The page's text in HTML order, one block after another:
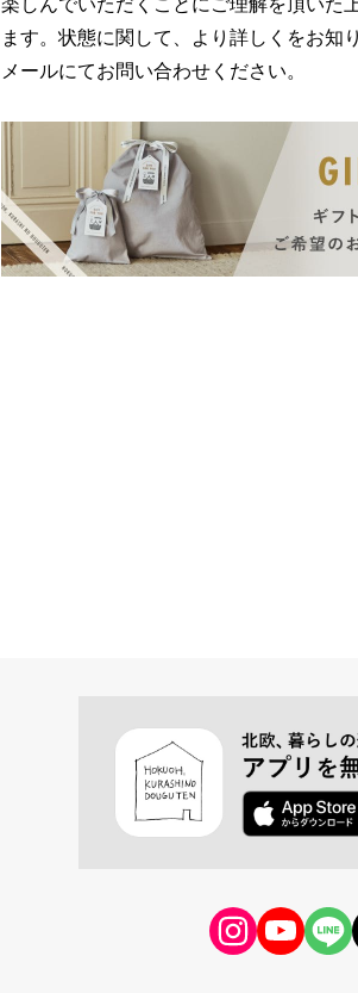
ます。状態に関して、より詳しくをお知
メールにてお問い合わせください。